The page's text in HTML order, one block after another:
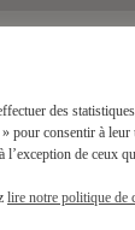
des statistiques
pour consentir à
de ceux
lire notre politique de